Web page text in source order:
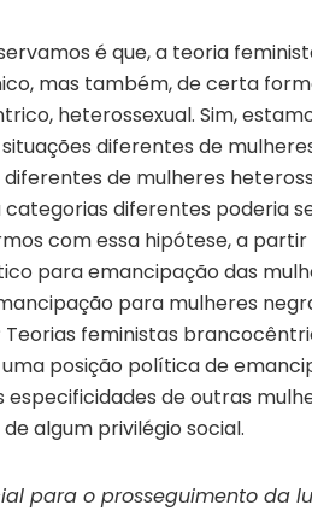
é que, a teoria
mas também, de certa
heterossexual. Sim,
diferentes de
diferentes de mulheres
diferentes poderia
com essa hipótese, a
para emancipação das
para mulheres
feministas
posição política de
especificidades de outras
algum privilégio social.
para o prosseguimento da